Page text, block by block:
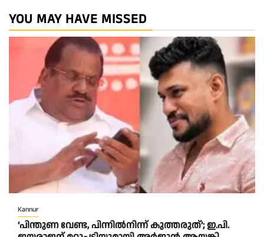
YOU MAY HAVE MISSED
Kannur
‘പിന്തുണ വേണ്ട, പിന്നിൽനിന്ന് കുത്തരുത്’; ഇ.പി.